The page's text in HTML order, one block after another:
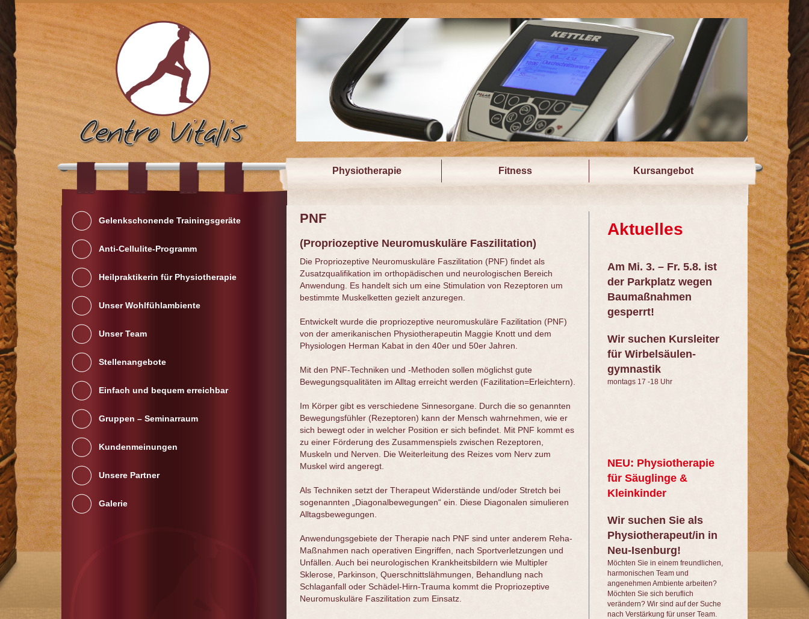
Physiotherapie Fitness Kursangebot
Gelenkschonende Trainingsgeräte
Anti-Cellulite-Programm
Heilpraktikerin für Physiotherapie
Unser Wohlfühlambiente
Unser Team
Stellenangebote
Einfach und bequem erreichbar
Gruppen – Seminarraum
Kundenmeinungen
Unsere Partner
Galerie
PNF
(Propriozeptive Neuromuskuläre Faszilitation)
Die Propriozeptive Neuromuskuläre Faszilitation (PNF) findet als
Zusatzqualifikation im orthopädischen und neurologischen Bereich
Anwendung. Es handelt sich um eine Stimulation von Rezeptoren um
bestimmte Muskelketten gezielt anzuregen.
Entwickelt wurde die propriozeptive neuromuskuläre Fazilitation (PNF)
von der amerikanischen Physiotherapeutin Maggie Knott und dem
Physiologen Herman Kabat in den 40er und 50er Jahren.
Mit den PNF-Techniken und -Methoden sollen möglichst gute
Bewegungsqualitäten im Alltag erreicht werden (Fazilitation=Erleichtern).
Im Körper gibt es verschiedene Sinnesorgane. Durch die so genannten
Bewegungsfühler (Rezeptoren) kann der Mensch wahrnehmen, wie er
sich bewegt oder in welcher Position er sich befindet. Mit PNF kommt es
zu einer Förderung des Zusammenspiels zwischen Rezeptoren,
Muskeln und Nerven. Die Weiterleitung des Reizes vom Nerv zum
Muskel wird angeregt.
Als Techniken setzt der Therapeut Widerstände und/oder Stretch bei
sogenannten „Diagonalbewegungen“ ein. Diese Diagonalen simulieren
Alltagsbewegungen.
Anwendungsgebiete der Therapie nach PNF sind unter anderem Reha-
Maßnahmen nach operativen Eingriffen, nach Sportverletzungen und
Unfällen. Auch bei neurologischen Krankheitsbildern wie Multipler
Sklerose, Parkinson, Querschnittslähmungen, Behandlung nach
Schlaganfall oder Schädel-Hirn-Trauma kommt die Propriozeptive
Neuromuskuläre Faszilitation zum Einsatz.
Aktuelles
Am Mi. 3. – Fr. 5.8. ist
der Parkplatz wegen
Baumaßnahmen
gesperrt!
Wir suchen Kursleiter
für Wirbelsäulen-
gymnastik
montags 17 -18 Uhr
NEU: Physiotherapie
für Säuglinge &
Kleinkinder
Wir suchen Sie als
Physiotherapeut/in in
Neu-Isenburg!
Möchten Sie in einem freundlichen,
harmonischen Team und
angenehmen Ambiente arbeiten?
Möchten Sie sich beruflich
verändern? Wir sind auf der Suche
nach Verstärkung für unser Team.